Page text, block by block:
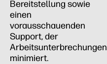
Bereitstellung sowie
einen
vorausschauenden
Support, der
Arbeitsunterbrechungen
minimiert.